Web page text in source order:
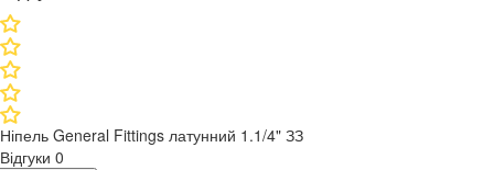
Ніпель General Fittings латунний 1.1/4" ЗЗ
Відгуки 0